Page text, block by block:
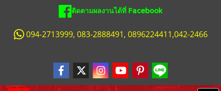
ติดตามผลงานได้ที่ Facebook
094-2713999, 083-2888491, 0896224411,042-2466